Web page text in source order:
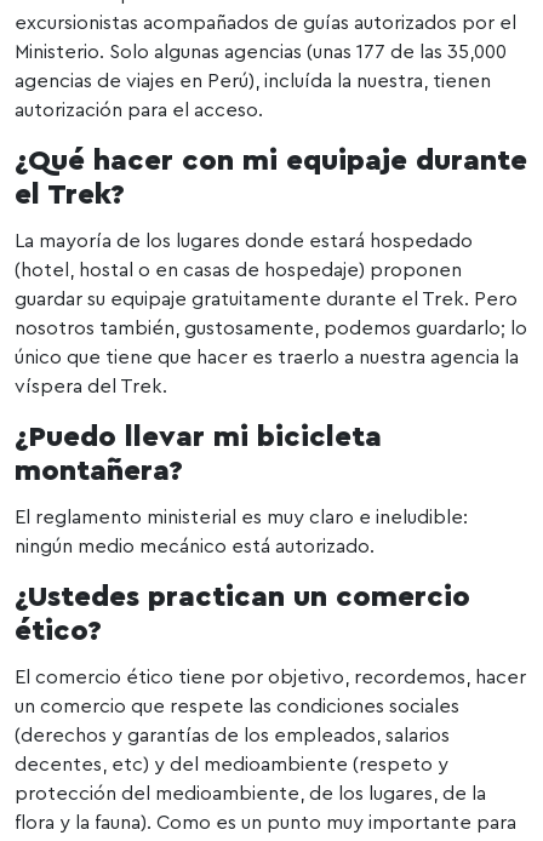
excursionistas acompañados de guías autorizados por el
Ministerio. Solo algunas agencias (unas 177 de las 35,000
agencias de viajes en Perú), incluída la nuestra, tienen
autorización para el acceso.
¿Qué hacer con mi equipaje durante
el Trek?
La mayoría de los lugares donde estará hospedado
(hotel, hostal o en casas de hospedaje) proponen
guardar su equipaje gratuitamente durante el Trek. Pero
nosotros también, gustosamente, podemos guardarlo; lo
único que tiene que hacer es traerlo a nuestra agencia la
víspera del Trek.
¿Puedo llevar mi bicicleta
montañera?
El reglamento ministerial es muy claro e ineludible:
ningún medio mecánico está autorizado.
¿Ustedes practican un comercio
ético?
El comercio ético tiene por objetivo, recordemos, hacer
un comercio que respete las condiciones sociales
(derechos y garantías de los empleados, salarios
decentes, etc) y del medioambiente (respeto y
protección del medioambiente, de los lugares, de la
flora y la fauna). Como es un punto muy importante para